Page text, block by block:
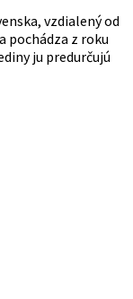
vzdialený od
pochádza z roku
ju predurčujú